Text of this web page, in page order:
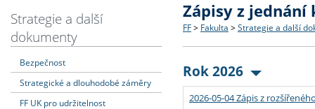
Dozvědět se více
Struktura a historie
Strategie a další
Podpora a benefity pro
Podat přihlášku
Co studovat a jak se
Učitelské studijní
Informace k průběhu
Dozvědět se více
Bakalářské a magisterské
Doktorské studium
Rigorózní řízení
Dozvědět se více
O vědě a výzkumu na FF
Akademické kvalifikace
Granty a projekty
Dozvědět se více
Aktuální nabídky a
Vyjíždějící studenti
Přijíždějící studenti
Strategie a další
dokumenty
Bezpečnost
Strategické a dlouhodobé záměry
FF UK pro udržitelnost
Zápisy z jednání
FF > Fakulta > Strategie a další
Rok 2026
2026-05-04 Zápis z